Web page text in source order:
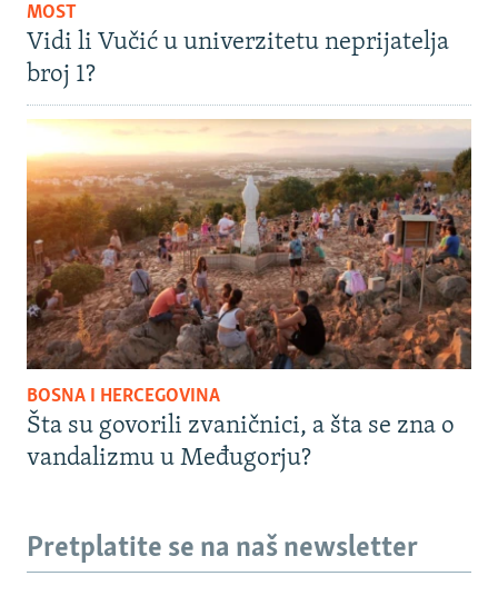
MOST
Vidi li Vučić u univerzitetu neprijatelja
broj 1?
BOSNA I HERCEGOVINA
Šta su govorili zvaničnici, a šta se zna o
vandalizmu u Međugorju?
Pretplatite se na naš newsletter